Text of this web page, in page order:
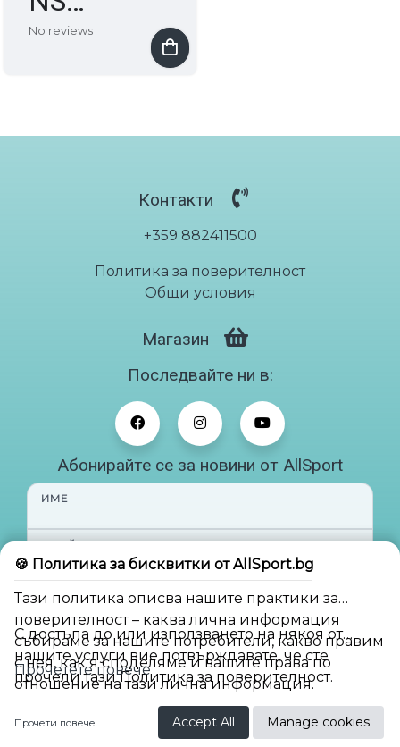
BG
🍪 Политика за бисквитки от AllSport.bg
Тази политика описва нашите практики за
поверителност – каква лична информация
събираме за нашите потребители, какво правим
с нея, как я споделяме и вашите права по
отношение на тази лична информация.
С достъпа до или използването на някоя от
нашите услуги вие потвърждавате, че сте
прочели тази Политика за поверителност.
Прочетете повече
Прочети повече Accept All Manage cookies
Електро
No reviews
€30.68/ лв60.00
Контакти
+359 882411500
Политика за поверителност
Общи условия
Магазин
Последвайте ни в:
Абонирайте се за новини от AllSport
ИМЕ
ИМЕЙЛ
Абонирай ме
2026. Built withBuilderly - Powered by AI.